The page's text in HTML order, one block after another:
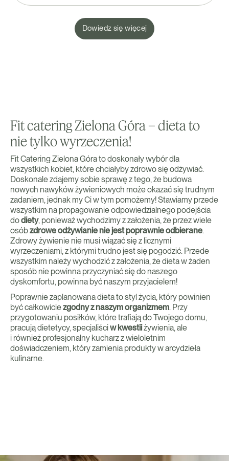
Dowiedz się więcej
Fit catering Zielona Góra – dieta to
nie tylko wyrzeczenia!
Fit Catering Zielona Góra to doskonały wybór dla
wszystkich kobiet, które chciałyby zdrowo się odżywiać.
Doskonale zdajemy sobie sprawę z tego, że budowa
nowych nawyków żywieniowych może okazać się trudnym
zadaniem, jednak my Ci w tym pomożemy! Stawiamy przede
wszystkim na propagowanie odpowiedzialnego podejścia
dodiety, ponieważ wychodzimy z założenia, że przez wiele
osóbzdrowe odżywianie nie jest poprawnie odbierane.
Zdrowy żywienie nie musi wiązać się z licznymi
wyrzeczeniami, z którymi trudno jest się pogodzić. Przede
wszystkim należy wychodzić z założenia, że dieta w żaden
sposób nie powinna przyczyniać się do naszego
dyskomfortu, powinna być naszym przyjacielem!
Poprawnie zaplanowana dieta to styl życia, który powinien
być całkowiciezgodny z naszym organizmem. Przy
przygotowaniu posiłków, które trafiają do Twojego domu,
pracują dietetycy, specjaliściw kwestiiżywienia, ale
i również profesjonalny kucharz z wieloletnim
doświadczeniem, który zamienia produkty w arcydzieła
kulinarne.